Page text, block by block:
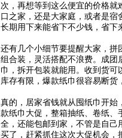
次，再想等到这么便宜的价格
口之家，还是大家庭，或者是宿
长期用下来能省下不少钱，省下
还有几个小细节要提醒大家，拼
组合装，灵活搭配不浪费。成团
巾，拆开包装就能用。收到货
库存有限，爆款纸巾很容易断货
真的，居家省钱就从囤纸巾开始
款纸巾大促，整箱抽纸、卷纸、
全，还能包邮到家，不管是自己
买了，赶紧抓住这次大促机会，